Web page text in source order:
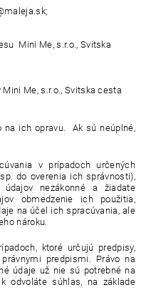
Mini Me, s.r.o., Svitska
Me, s.r.o., Svitska cesta
na ich opravu. Ak sú neúplné,
v prípadoch určených
do overenia ich správnosti),
nezákonné a žiadate
obmedzenie ich použitia,
na účel ich spracúvania, ale
nároku.
ktoré určujú predpisy,
predpismi. Právo na
údaje už nie sú potrebné na
odvoláte súhlas, na základe